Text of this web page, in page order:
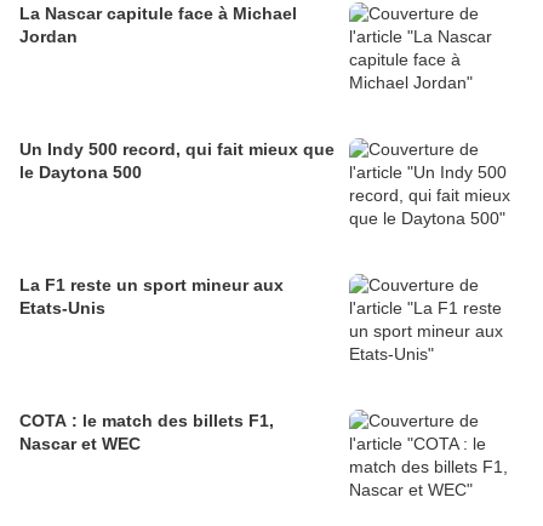
La Nascar capitule face à Michael
Jordan
Un Indy 500 record, qui fait mieux que
le Daytona 500
La F1 reste un sport mineur aux
Etats-Unis
COTA : le match des billets F1,
Nascar et WEC